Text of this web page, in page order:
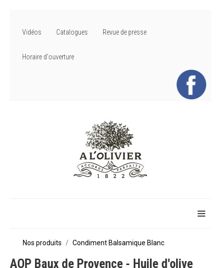
Vidéos Catalogues Revue de presse
Horaire d'ouverture
≡
Nos produits Condiment Balsamique Blanc
AOP Baux de Provence - Huile d'olive